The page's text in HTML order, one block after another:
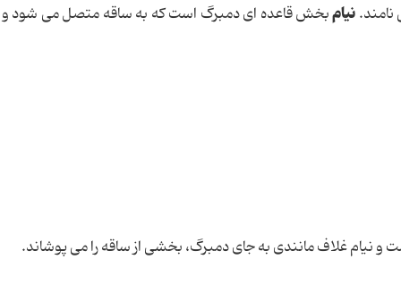
نیامبخش قاعده ای دمبرگ است که به ساقه متصل می شود و
نیام غلاف مانندی به جای دمبرگ، بخشی از ساقه را می پوشاند.